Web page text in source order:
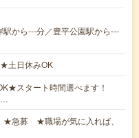
から---分／豊平公園駅から---
土日休みOK
スタート時間選べます！
急募 ★職場が気に入れば、